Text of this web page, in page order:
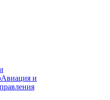
Авиация и